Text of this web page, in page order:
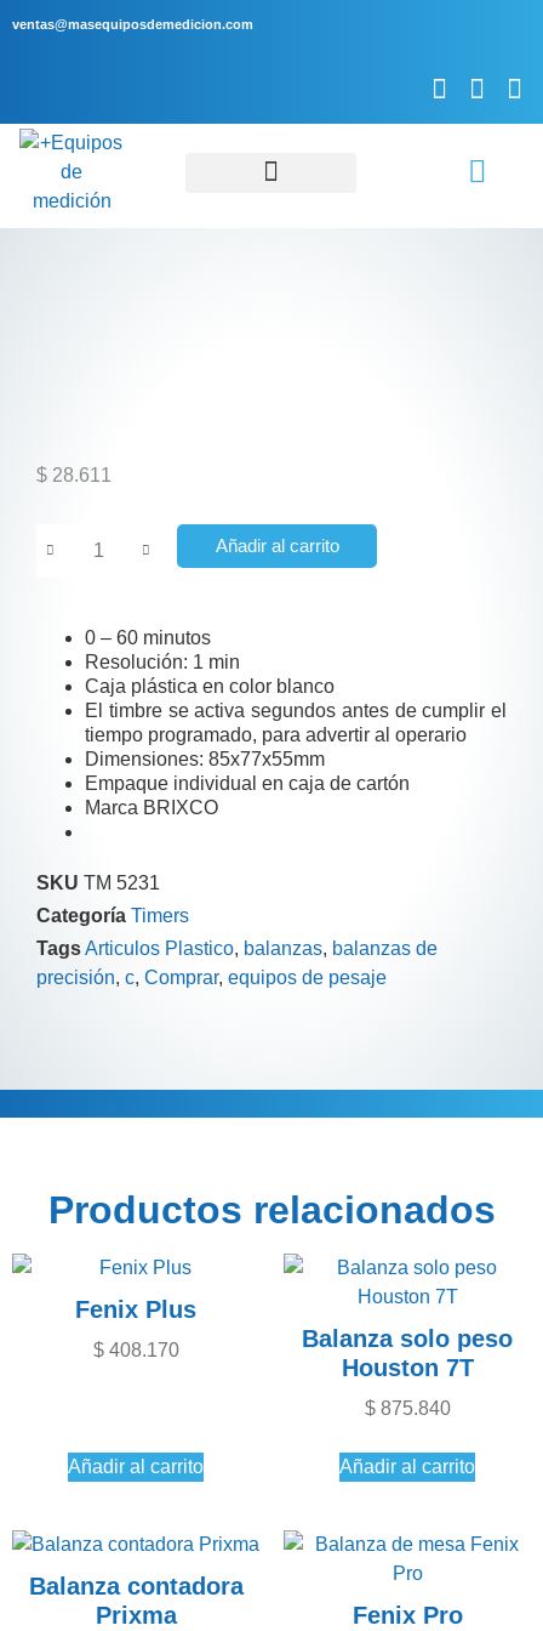
ventas@masequiposdemedicion.com
$ 28.611
Añadir al carrito
0 – 60 minutos
Resolución: 1 min
Caja plástica en color blanco
El timbre se activa segundos antes de cumplir el
tiempo programado, para advertir al operario
Dimensiones: 85x77x55mm
Empaque individual en caja de cartón
Marca BRIXCO
SKU TM 5231
Categoría Timers
TagsArticulos Plastico, balanzas, balanzas de
precisión, c, Comprar, equipos de pesaje
Información adicional
Productos relacionados
Fenix Plus
$408.170
Añadir al carrito
Balanza solo peso
Houston 7T
$875.840
Añadir al carrito
Balanza contadora
Prixma
Fenix Pro